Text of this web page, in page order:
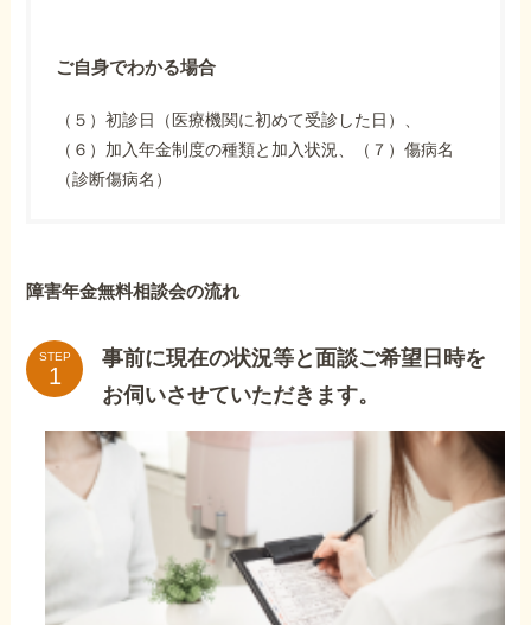
ご自身でわかる場合
（５）初診日（医療機関に初めて受診した日）、
（６）加入年金制度の種類と加入状況、（７）傷病名
（診断傷病名）
障害年金無料相談会の流れ
STEP
事前に現在の状況等と面談ご希望日時を
お伺いさせていただきます。